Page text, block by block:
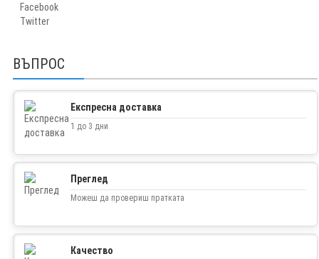
Facebook
Twitter
ВЪПРОС
Експресна доставка
1 до 3 дни
Преглед
Можеш да провериш пратката
Качество